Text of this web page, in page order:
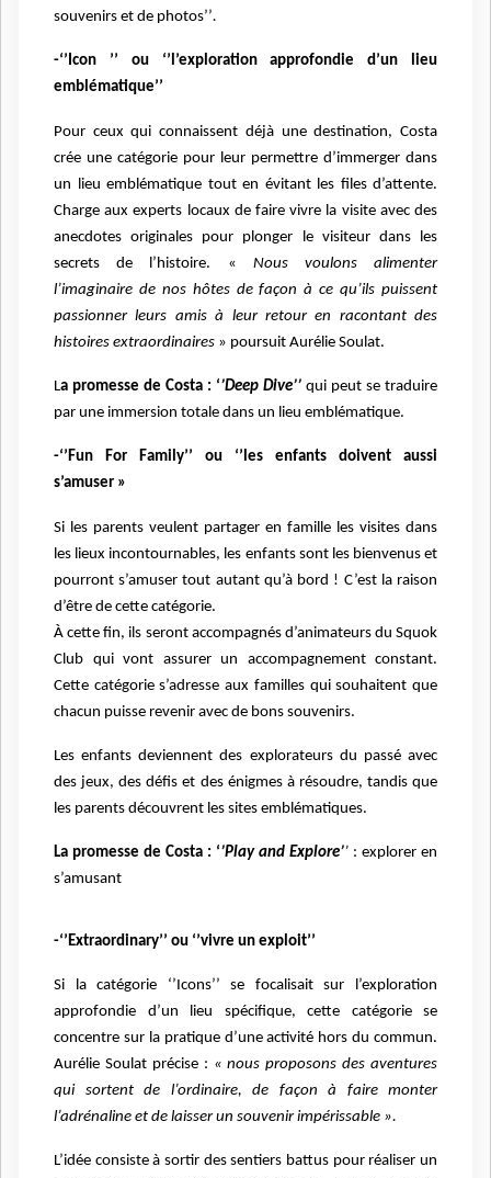
souvenirs et de photos’’.
-‘’Icon ’’ ou ‘’l’exploration approfondie d’un lieu
emblématique’’
Pour ceux qui connaissent déjà une destination, Costa
crée une catégorie pour leur permettre d’immerger dans
un lieu emblématique tout en évitant les files d’attente.
Charge aux experts locaux de faire vivre la visite avec des
anecdotes originales pour plonger le visiteur dans les
secrets de l’histoire. « Nous voulons alimenter
l’imaginaire de nos hôtes de façon à ce qu’ils puissent
passionner leurs amis à leur retour en racontant des
histoires extraordinaires » poursuit Aurélie Soulat.
La promesse de Costa : ‘’Deep Dive’’ qui peut se traduire
par une immersion totale dans un lieu emblématique.
-‘’Fun For Family’’ ou ‘’les enfants doivent aussi
s’amuser »
Si les parents veulent partager en famille les visites dans
les lieux incontournables, les enfants sont les bienvenus et
pourront s’amuser tout autant qu’à bord ! C’est la raison
d’être de cette catégorie.
À cette fin, ils seront accompagnés d’animateurs du Squok
Club qui vont assurer un accompagnement constant.
Cette catégorie s’adresse aux familles qui souhaitent que
chacun puisse revenir avec de bons souvenirs.
Les enfants deviennent des explorateurs du passé avec
des jeux, des défis et des énigmes à résoudre, tandis que
les parents découvrent les sites emblématiques.
La promesse de Costa : ‘’Play and Explore’’ : explorer en
s’amusant
-‘’Extraordinary’’ ou ‘’vivre un exploit’’
Si la catégorie ‘’Icons’’ se focalisait sur l’exploration
approfondie d’un lieu spécifique, cette catégorie se
concentre sur la pratique d’une activité hors du commun.
Aurélie Soulat précise : « nous proposons des aventures
qui sortent de l’ordinaire, de façon à faire monter
l’adrénaline et de laisser un souvenir impérissable ».
L’idée consiste à sortir des sentiers battus pour réaliser un